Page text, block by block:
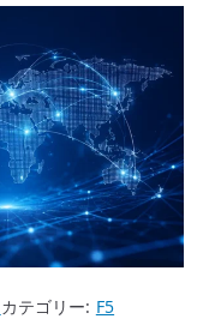
カテゴリー: F5